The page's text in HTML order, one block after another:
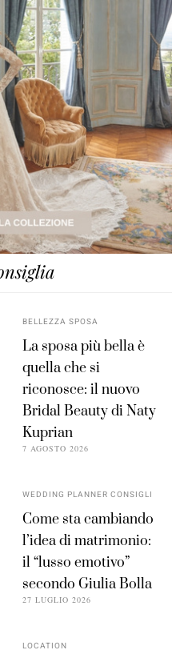
BELLEZZA SPOSA
La sposa più bella è
quella che si
riconosce: il nuovo
Bridal Beauty di Naty
Kuprian
7 AGOSTO 2026
WEDDING PLANNER CONSIGLI
Come sta cambiando
l’idea di matrimonio:
il “lusso emotivo”
secondo Giulia Bolla
27 LUGLIO 2026
LOCATION